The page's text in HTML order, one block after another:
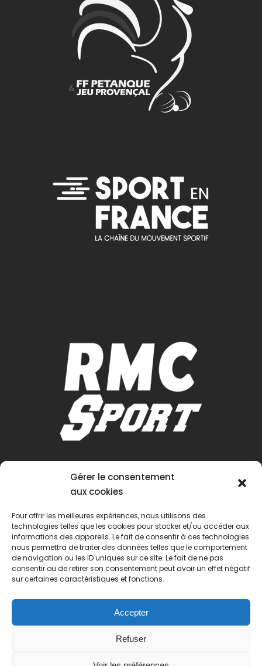
Gérer le consentement
aux cookies
Pour offrir les meilleures expériences, nous utilisons des
technologies telles que les cookies pour stocker et/ou accéder aux
informations des appareils. Le fait de consentir à ces technologies
nous permettra de traiter des données telles que le comportement
de navigation ou les ID uniques sur ce site. Le fait de ne pas
consentir ou de retirer son consentement peut avoir un effet négatif
sur certaines caractéristiques et fonctions.
Accepter
Refuser